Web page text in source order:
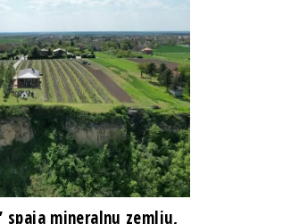
spaja mineralnu zemlju,